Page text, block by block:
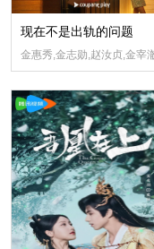
钰,董向荣,薛佳凝,方晓东,李庆
现在不是出轨的问题
金惠秀,金志勋,赵汝贞,金宰